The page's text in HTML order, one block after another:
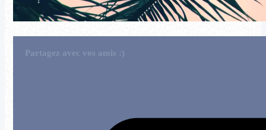
Partagez avec vos amis :)